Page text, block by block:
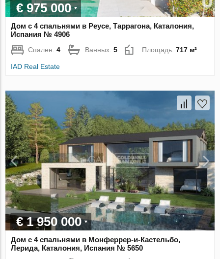
€ 975 000
Дом с 4 спальнями в Реусе, Таррагона, Каталония,
Испания № 4906
Спален:4 Ванных:5 Площадь:717 м²
IAD Real Estate
€ 1 950 000
Дом с 4 спальнями в Монферрер-и-Кастельбо,
Лерида, Каталония, Испания № 5650